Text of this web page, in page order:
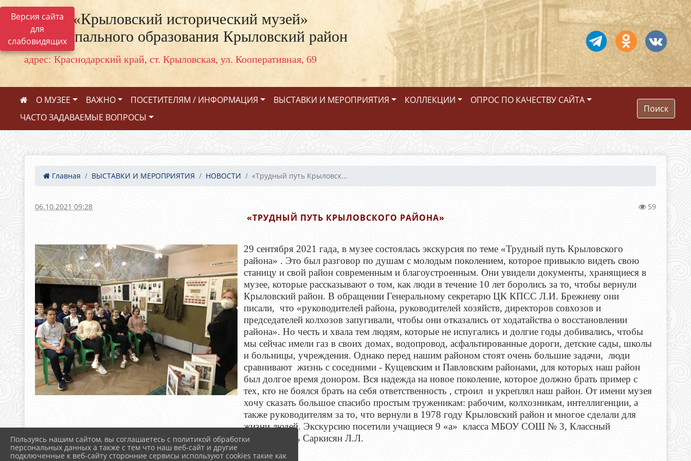
Версия сайта
для
слабовидящих
МКУК «Крыловский исторический музей»
муниципального образования Крыловский район
адрес: Краснодарский край, ст. Крыловская, ул. Кооперативная, 69
О МУЗЕЕ ВАЖНО ПОСЕТИТЕЛЯМ / ИНФОРМАЦИЯ ВЫСТАВКИ И МЕРОПРИЯТИЯ КОЛЛЕКЦИИ
ОПРОС ПО КАЧЕСТВУ САЙТА
ЧАСТО ЗАДАВАЕМЫЕ ВОПРОСЫ
Поиск
Главная ВЫСТАВКИ И МЕРОПРИЯТИЯ НОВОСТИ «Трудный путь Крыловск...
06.10.2021 09:28 59
«ТРУДНЫЙ ПУТЬ КРЫЛОВСКОГО РАЙОНА»
29 сентября 2021 гада, в музее состоялась экскурсия по теме «Трудный путь Крыловского
района» . Это был разговор по душам с молодым поколением, которое привыкло видеть свою
станицу и свой район современным и благоустроенным. Они увидели документы, хранящиеся в
музее, которые рассказывают о том, как люди в течение 10 лет боролись за то, чтобы вернули
Крыловский район. В обращении Генеральному секретарю ЦК КПСС Л.И. Брежневу они
писали, что «руководителей района, руководителей хозяйств, директоров совхозов и
председателей колхозов запугивали, чтобы они отказались от ходатайства о восстановлении
района». Но честь и хвала тем людям, которые не испугались и долгие годы добивались, чтобы
мы сейчас имели газ в своих домах, водопровод, асфальтированные дороги, детские сады, школы
и больницы, учреждения. Однако перед нашим районом стоят очень большие задачи, люди
сравнивают жизнь с соседними - Кущевским и Павловским районами, для которых наш район
был долгое время донором. Вся надежда на новое поколение, которое должно брать пример с
тех, кто не боялся брать на себя ответственность , строил и укреплял наш район. От имени музея
хочу сказать большое спасибо простым труженикам: рабочим, колхозникам, интеллигенции, а
также руководителям за то, что вернули в 1978 году Крыловский район и многое сделали для
жизни людей. Экскурсию посетили учащиеся 9 «а» класса МБОУ СОШ № 3, Классный
руководитель Саркисян Л.Л.
Пользуясь нашим сайтом, вы соглашаетесь с политикой обработки
персональных данных а также с тем что наш веб-сайт и другие
подключенные к веб-сайту сторонние сервисы используют cookies такие как